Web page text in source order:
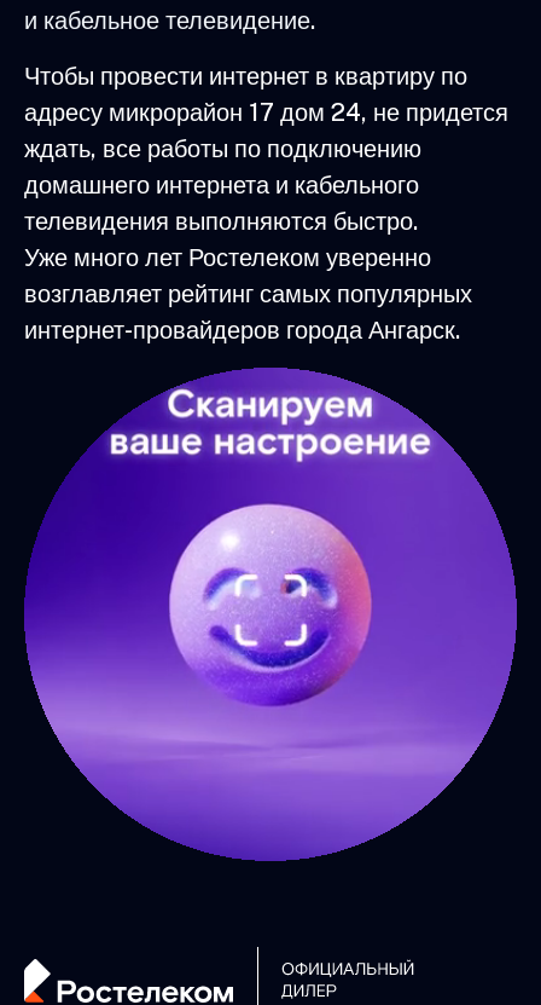
и кабельное телевидение.
Чтобы провести интернет в квартиру по
адресу микрорайон 17 дом 24, не придется
ждать, все работы по подключению
домашнего интернета и кабельного
телевидения выполняются быстро.
Уже много лет Ростелеком уверенно
возглавляет рейтинг самых популярных
интернет-провайдеров города Ангарск.